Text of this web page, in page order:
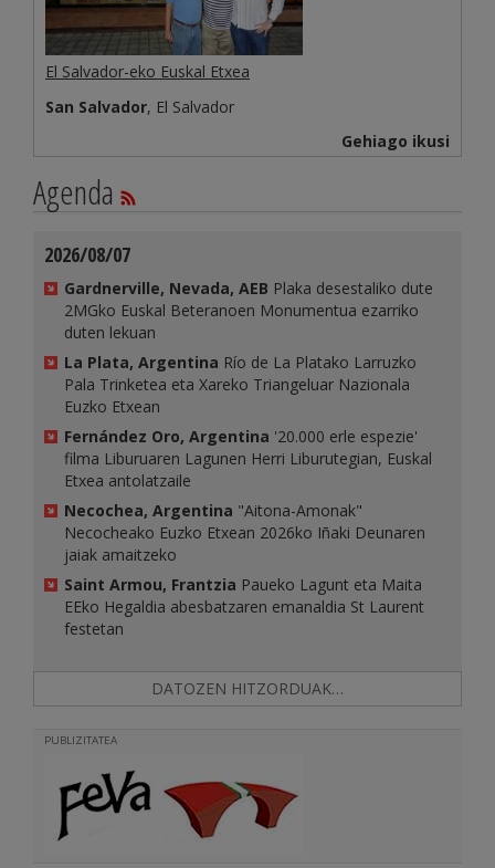
El Salvador-eko Euskal Etxea
San Salvador, El Salvador
Gehiago ikusi
Agenda
2026/08/07
Gardnerville, Nevada, AEB Plaka desestaliko dute
2MGko Euskal Beteranoen Monumentua ezarriko
duten lekuan
La Plata, Argentina Río de La Platako Larruzko
Pala Trinketea eta Xareko Triangeluar Nazionala
Euzko Etxean
Fernández Oro, Argentina '20.000 erle espezie'
filma Liburuaren Lagunen Herri Liburutegian, Euskal
Etxea antolatzaile
Necochea, Argentina "Aitona-Amonak"
Necocheako Euzko Etxean 2026ko Iñaki Deunaren
jaiak amaitzeko
Saint Armou, Frantzia Paueko Lagunt eta Maita
EEko Hegaldia abesbatzaren emanaldia St Laurent
festetan
DATOZEN HITZORDUAK…
PUBLIZITATEA